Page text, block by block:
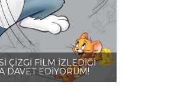
ÇİZGİ FİLM İZLEDİĞİ
DAVET EDİYORUM!